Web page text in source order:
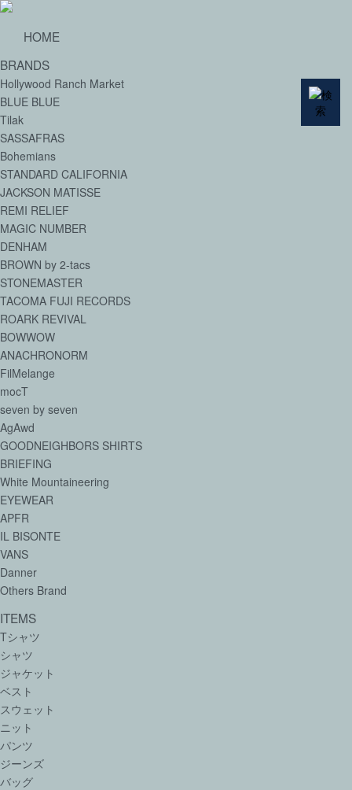
HOME
BRANDS
Hollywood Ranch Market
BLUE BLUE
Tilak
SASSAFRAS
Bohemians
STANDARD CALIFORNIA
JACKSON MATISSE
REMI RELIEF
MAGIC NUMBER
DENHAM
BROWN by 2-tacs
STONEMASTER
TACOMA FUJI RECORDS
ROARK REVIVAL
BOWWOW
ANACHRONORM
FilMelange
mocT
seven by seven
AgAwd
GOODNEIGHBORS SHIRTS
BRIEFING
White Mountaineering
EYEWEAR
APFR
IL BISONTE
VANS
Danner
Others Brand
ITEMS
Tシャツ
シャツ
ジャケット
ベスト
スウェット
ニット
パンツ
ジーンズ
バッグ